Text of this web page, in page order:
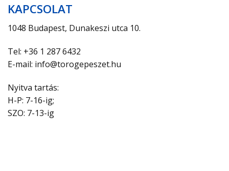
KAPCSOLAT
1048 Budapest, Dunakeszi utca 10.
Tel: +36 1 287 6432
E-mail: info@torogepeszet.hu
Nyitva tartás:
H-P: 7-16-ig;
SZO: 7-13-ig